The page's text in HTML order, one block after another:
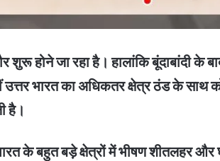
होने जा रहा है। हालांकि बूंदाबांदी के
भारत का अधिकतर क्षेत्र ठंड के साथ
है।
के बहुत बड़े क्षेत्रों में भीषण शीतलहर और